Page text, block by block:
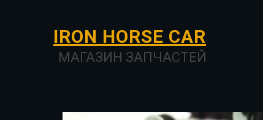
I­­RON HORSE ­­­­­­CAR
МАГАЗИН ЗАПЧАСТЕЙ